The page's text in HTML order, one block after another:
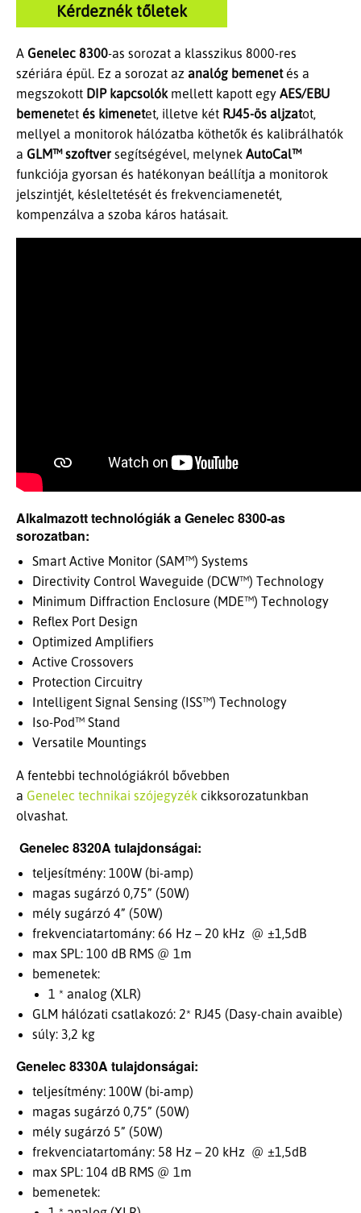
Kérdeznék tőletek
A Genelec 8300-as sorozat a klasszikus 8000-res
szériára épül. Ez a sorozat az analóg bemenetés a
megszokott DIP kapcsolókmellett kapott egy AES/EBU
bemenetet és kimenetet, illetve két RJ45-ös aljzatot,
mellyel a monitorok hálózatba köthetők és kalibrálhatók
a GLM™szoftver segítségével, melynek AutoCal™
funkciója gyorsan és hatékonyan beállítja a monitorok
jelszintjét, késleltetését és frekvenciamenetét,
kompenzálva a szoba káros hatásait.
Alkalmazott technológiák a Genelec 8300-as
sorozatban:
Smart Active Monitor (SAM™) Systems
Directivity Control Waveguide (DCW™) Technology
Minimum Diffraction Enclosure (MDE™) Technology
Reflex Port Design
Optimized Amplifiers
Active Crossovers
Protection Circuitry
Intelligent Signal Sensing (ISS™) Technology
Iso-Pod™ Stand
Versatile Mountings
A fentebbi technológiákról bővebben
a Genelec technikai szójegyzék cikksorozatunkban
olvashat.
Genelec 8320A tulajdonságai:
teljesítmény: 100W (bi-amp)
magas sugárzó 0,75” (50W)
mély sugárzó 4” (50W)
frekvenciatartomány: 66 Hz – 20 kHz @ ±1,5dB
max SPL: 100 dB RMS @ 1m
bemenetek:
1 * analog (XLR)
GLM hálózati csatlakozó: 2* RJ45 (Dasy-chain avaible)
súly: 3,2 kg
Genelec 8330A tulajdonságai:
teljesítmény: 100W (bi-amp)
magas sugárzó 0,75” (50W)
mély sugárzó 5” (50W)
frekvenciatartomány: 58 Hz – 20 kHz @ ±1,5dB
max SPL: 104 dB RMS @ 1m
bemenetek: